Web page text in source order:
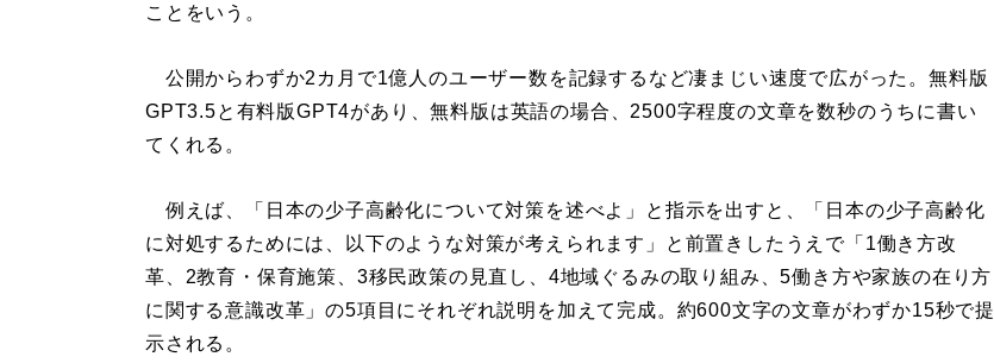
ことをいう。
公開からわずか2カ月で1億人のユーザー数を記録するなど凄まじい速度で広がった。無料版
GPT3.5と有料版GPT4があり、無料版は英語の場合、2500字程度の文章を数秒のうちに書い
てくれる。
例えば、「日本の少子高齢化について対策を述べよ」と指示を出すと、「日本の少子高齢化
に対処するためには、以下のような対策が考えられます」と前置きしたうえで「1働き方改
革、2教育・保育施策、3移民政策の見直し、4地域ぐるみの取り組み、5働き方や家族の在り方
に関する意識改革」の5項目にそれぞれ説明を加えて完成。約600文字の文章がわずか15秒で提
示される。